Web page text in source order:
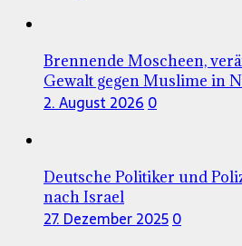
Brennende Moscheen,
Gewalt gegen Muslime in
2. August 20260
Deutsche Politiker und
nach Israel
27. Dezember 20250